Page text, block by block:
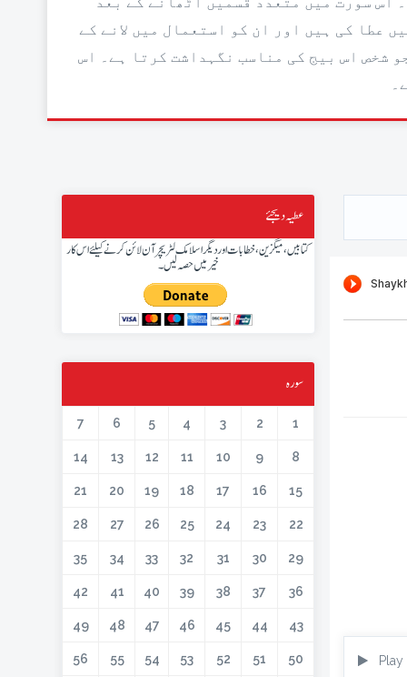
اس سورت میں متعدد قسمیں اٹھانے کے بعد
عطا کی ہیں اور ان کو استعمال میں لانے کے
شخص اس بیج کی مناسب نگہداشت کرتا ہے۔ اس
Play
عطیہ دیجئے
کتابیں، میگزین، خطابات اور دیگر اسلامک لٹریچر آن لائن کرنے کیلئے اس کار
خیر میں حصہ لیں۔
سورہ
1
2
3
4
5
6
7
8
9
10
11
12
13
14
15
16
17
18
19
20
21
22
23
24
25
26
27
28
29
30
31
32
33
34
35
36
37
38
39
40
41
42
43
44
45
46
47
48
49
50
51
52
53
54
55
56